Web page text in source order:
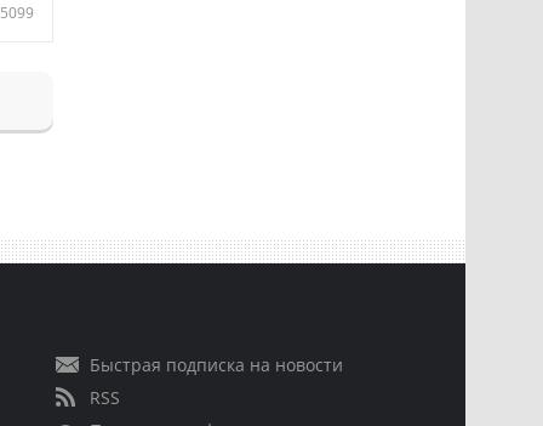
5099
Быстрая подписка на новости
RSS